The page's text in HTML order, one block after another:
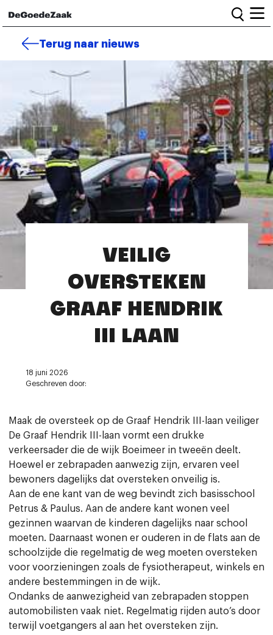
Alle campagnes
Burgercampagnes
Toolkit voor petitiestarters
Start petitie
Nieuws
Wat we doen
Het team
Informatie en bestuur
Veelgestelde vragen
Contact
Terug naar nieuws
VEILIG
OVERSTEKEN
GRAAF HENDRIK
III LAAN
18 juni 2026
Geschreven door:
Maak de oversteek op de Graaf Hendrik III-laan veiliger
De Graaf Hendrik III-laan vormt een drukke
verkeersader die de wijk Boeimeer in tweeën deelt.
Hoewel er zebrapaden aanwezig zijn, ervaren veel
bewoners dagelijks dat oversteken onveilig is.
Aan de ene kant van de weg bevindt zich basisschool
Petrus & Paulus. Aan de andere kant wonen veel
gezinnen waarvan de kinderen dagelijks naar school
moeten. Daarnaast wonen er ouderen in de flats aan de
schoolzijde die regelmatig de weg moeten oversteken
voor voorzieningen zoals de fysiotherapeut, winkels en
andere bestemmingen in de wijk.
Ondanks de aanwezigheid van zebrapaden stoppen
automobilisten vaak niet. Regelmatig rijden auto’s door
terwijl voetgangers al aan het oversteken zijn.